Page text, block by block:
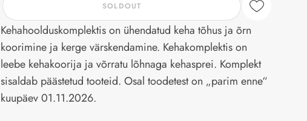
SOLDOUT
Kehahoolduskomplektis on ühendatud keha tõhus ja õrn
koorimine ja kerge värskendamine. Kehakomplektis on
leebe kehakoorija ja võrratu lõhnaga kehasprei. Komplekt
sisaldab päästetud tooteid. Osal toodetest on „parim enne“
kuupäev 01.11.2026.